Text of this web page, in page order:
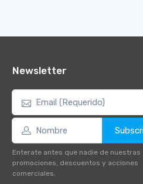
Newsletter
Enterate antes que nadie de nuestras
promociones, descuentos y acciones
comerciales.